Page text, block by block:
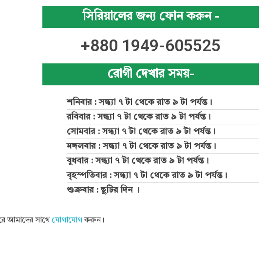
সিরিয়ালের জন্য ফোন করুন -
+880 1949-605525
রোগী দেখার সময়-
শনিবার : সন্ধ্যা ৭ টা থেকে রাত ৯ টা পর্যন্ত।
রবিবার : সন্ধ্যা ৭ টা থেকে রাত ৯ টা পর্যন্ত।
সোমবার : সন্ধ্যা ৭ টা থেকে রাত ৯ টা পর্যন্ত।
মঙ্গলবার : সন্ধ্যা ৭ টা থেকে রাত ৯ টা পর্যন্ত।
বুধবার : সন্ধ্যা ৭ টা থেকে রাত ৯ টা পর্যন্ত।
বৃহস্পতিবার : সন্ধ্যা ৭ টা থেকে রাত ৯ টা পর্যন্ত।
শুক্রবার : ছুটির দিন ।
আমাদের সাথে যোগাযোগকরুন।